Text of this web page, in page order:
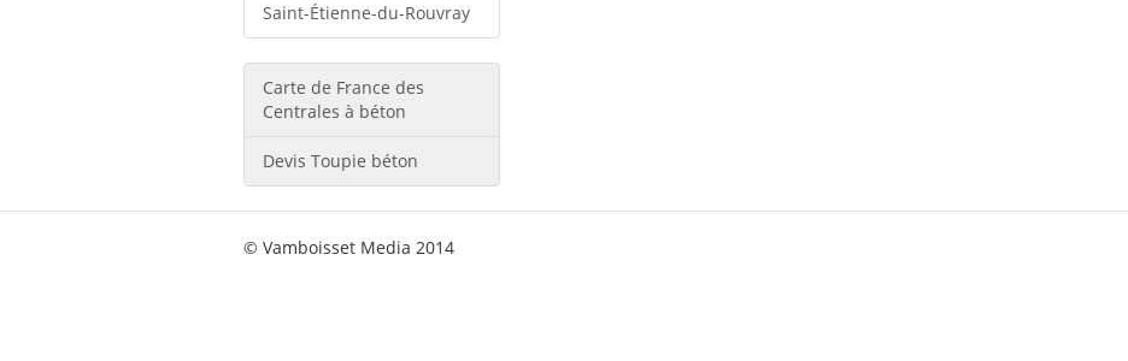
Saint-Étienne-du-Rouvray
Carte de France des
Centrales à béton
Devis Toupie béton
© Vamboisset Media 2014